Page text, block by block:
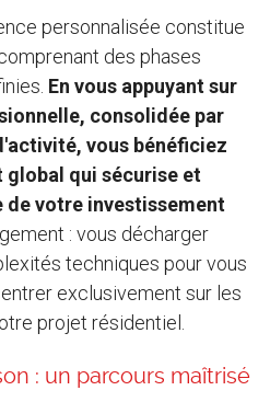
personnalisée constitue
des phases
En vous appuyant sur
consolidée par
vous bénéficiez
global qui sécurise et
de votre investissement
: vous décharger
techniques pour vous
exclusivement sur les
projet résidentiel.
: un parcours maîtrisé